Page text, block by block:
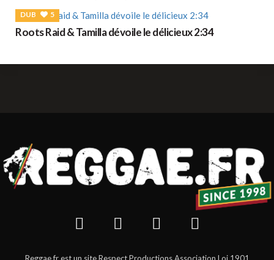
DUB 5
Roots Raid & Tamilla dévoile le délicieux 2:34
Reggae.fr est un site Respect Productions Association Loi 1901